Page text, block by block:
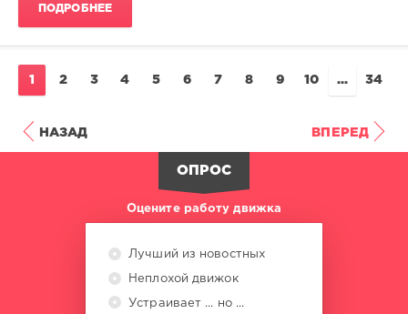
dvd
ПОДРОБНЕЕ
1 2 3 4 5 6 7 8 9 10 ... 34
НАЗАД ВПЕРЕД
ОПРОС
Оцените работу движка
Лучший из новостных
Неплохой движок
Устраивает ... но ...